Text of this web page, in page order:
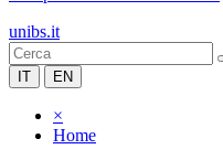
unibs.it
IT EN
×
Home